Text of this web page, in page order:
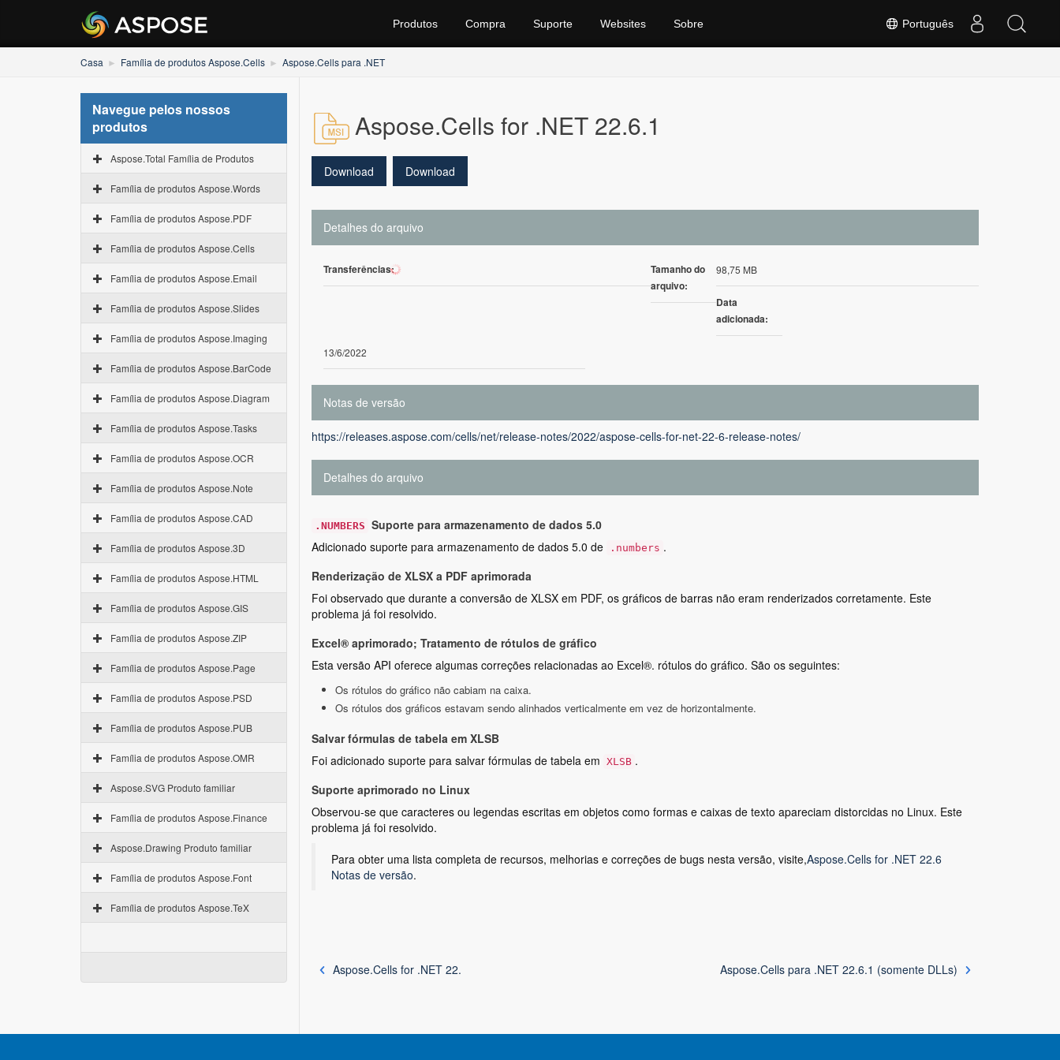
Português
Produtos Compra Suporte Websites Sobre
Casa Família de produtos Aspose.Cells Aspose.Cells para .NET
Navegue pelos nossos
produtos
Aspose.Total Família de Produtos
Família de produtos Aspose.Words
Família de produtos Aspose.PDF
Família de produtos Aspose.Cells
Família de produtos Aspose.Email
Família de produtos Aspose.Slides
Família de produtos Aspose.Imaging
Família de produtos Aspose.BarCode
Família de produtos Aspose.Diagram
Família de produtos Aspose.Tasks
Família de produtos Aspose.OCR
Família de produtos Aspose.Note
Família de produtos Aspose.CAD
Família de produtos Aspose.3D
Família de produtos Aspose.HTML
Família de produtos Aspose.GIS
Família de produtos Aspose.ZIP
Família de produtos Aspose.Page
Família de produtos Aspose.PSD
Família de produtos Aspose.PUB
Família de produtos Aspose.OMR
Aspose.SVG Produto familiar
Família de produtos Aspose.Finance
Aspose.Drawing Produto familiar
Família de produtos Aspose.Font
Família de produtos Aspose.TeX
Aspose.Cells for .NET 22.6.1
Download Download
Detalhes do arquivo
Transferências:
1
Tamanho do
arquivo:
98,75 MB
Data
adicionada:
13/6/2022
Notas de versão
https://releases.aspose.com/cells/net/release-notes/2022/aspose-cells-for-net-22-6-release-notes/
Detalhes do arquivo
.NUMBERS Suporte para armazenamento de dados 5.0
Adicionado suporte para armazenamento de dados 5.0 de
.numbers .
Renderização de XLSX a PDF aprimorada
Foi observado que durante a conversão de XLSX em PDF, os gráficos de barras não eram renderizados corretamente. Este
problema já foi resolvido.
Excel® aprimorado; Tratamento de rótulos de gráfico
Esta versão API oferece algumas correções relacionadas ao Excel®. rótulos do gráfico. São os seguintes:
Os rótulos do gráfico não cabiam na caixa.
Os rótulos dos gráficos estavam sendo alinhados verticalmente em vez de horizontalmente.
Salvar fórmulas de tabela em XLSB
Foi adicionado suporte para salvar fórmulas de tabela em XLSB .
Suporte aprimorado no Linux
Observou-se que caracteres ou legendas escritas em objetos como formas e caixas de texto apareciam distorcidas no Linux. Este
problema já foi resolvido.
Para obter uma lista completa de recursos, melhorias e correções de bugs nesta versão, visite,Aspose.Cells for .NET 22.6
Notas de versão.
Aspose.Cells for .NET 22. Aspose.Cells para .NET 22.6.1 (somente DLLs)